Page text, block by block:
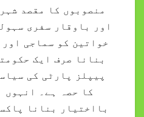
منصوبوں کا مقصد
اور باوقار سفری
خواتین کو سماجی
بنانا صرف ایک
پیپلز پارٹی کی
کا حصہ ہے۔ انہوں
بااختیار بنانا